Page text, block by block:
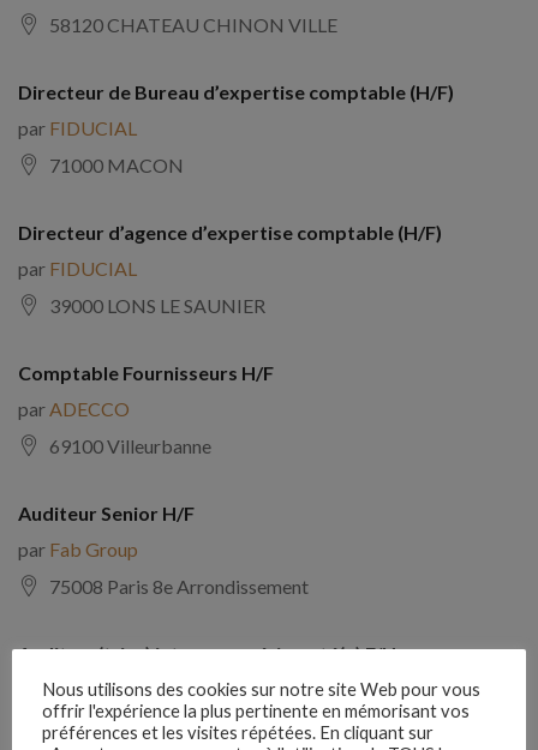
58120 CHATEAU CHINON VILLE
Directeur de Bureau d’expertise comptable (H/F)
par FIDUCIAL
71000 MACON
Directeur d’agence d’expertise comptable (H/F)
par FIDUCIAL
39000 LONS LE SAUNIER
Comptable Fournisseurs H/F
par ADECCO
69100 Villeurbanne
Auditeur Senior H/F
par Fab Group
75008 Paris 8e Arrondissement
Auditeur(trice) interne expérimenté(e) F/H
parComptabilite Emploi
39130 Châtillon
Nous utilisons des cookies sur notre site Web pour vous
offrir l'expérience la plus pertinente en mémorisant vos
préférences et les visites répétées. En cliquant sur